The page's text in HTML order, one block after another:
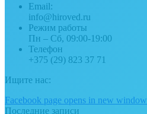
Email:
info@hiroved.ru
Режим работы
Пн – Сб, 09:00-19:00
Телефон
+375 (29) 823 37 71
Ищите нас:
Facebook page opens in new window
Последние записи